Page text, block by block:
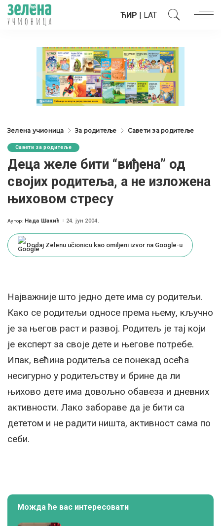
ЋИР | LAT
Зелена учионица За родитеље Савети за родитеље
Савети за родитеље
Деца желе бити “виђена” од
својих родитеља, а не изложена
њиховом стресу
Posted
Аутор: Нада Шакић 24. јун 2004.
Dodaj Zelenu učionicu kao omiljeni izvor na Google-u
Најважније што једно дете има су родитељи.
Како се родитељи односе према њему, кључно
је за његов раст и развој. Родитељ је тај који
је експерт за своје дете и његове потребе.
Ипак, већина родитеља се понекад осећа
несигурно у родитељству и брине да ли
њихово дете има довољно обавеза и дневних
активности. Лако забораве да је бити са
дететом и не радити ништа, активност сама по
себи.
Можда ће вас интересовати